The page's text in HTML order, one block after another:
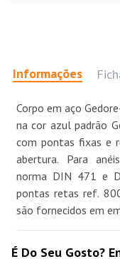
Informações
Corpo em aço
na cor azul padrão
com pontas fixas e
abertura. Para
norma DIN 471 e
pontas retas ref.
são fornecidos em
É Do Seu Gosto?